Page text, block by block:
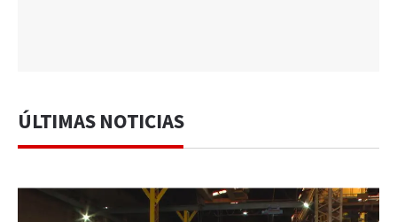
ÚLTIMAS NOTICIAS